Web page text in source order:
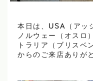
本日は、USA（アッ
ノルウェー（オスロ
トラリア（ブリスベ
からのご来店ありが